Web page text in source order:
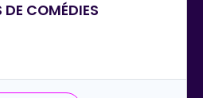
DE COMÉDIES